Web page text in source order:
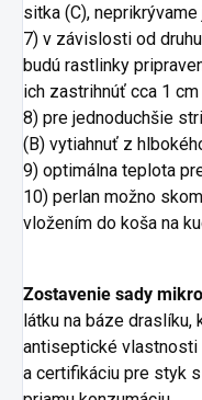
sitka (C),
7) v závislosti od
budú rastlinky
ich zastrihnúť cca 1
8) pre jednoduchšie
(B) vytiahnuť z
9) optimálna teplota
10) perlan možno
vložením do koša na
Zostavenie sady
látku na báze draslíku,
antiseptické vlastnosti
a certifikáciu pre styk